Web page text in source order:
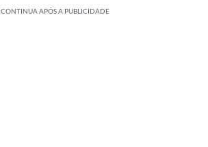
CONTINUA APÓS A PUBLICIDADE